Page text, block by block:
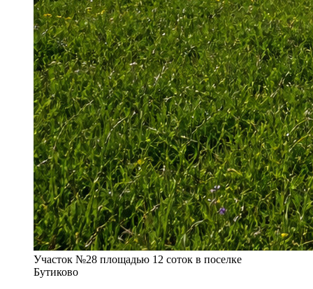
Участок №28 площадью 12 соток в поселке
Бутиково